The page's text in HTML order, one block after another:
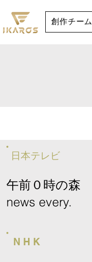
創作チーム
​日本テレビ
午前０時の森
​news every.
N H K